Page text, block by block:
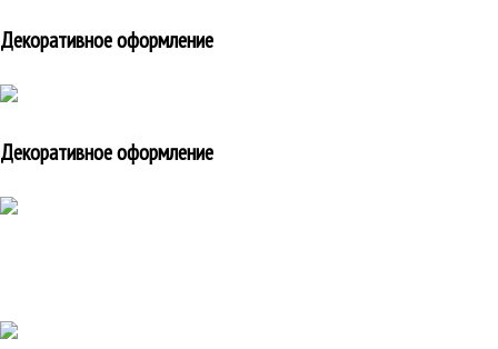
Декоративное оформление
Декоративное оформление